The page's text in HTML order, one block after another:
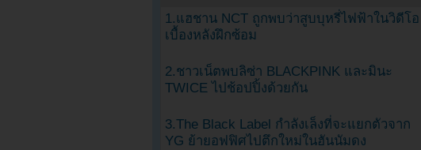
1.แฮชาน NCT ถูกพบว่าสูบบุหรี่ไฟฟ้าในวิดีโอ
เบื้องหลังฝึกซ้อม
2.ชาวเน็ตพบลิซ่า BLACKPINK และมินะ
TWICE ไปช้อปปิ้งด้วยกัน
3.The Black Label กำลังเล็งที่จะแยกตัวจาก
YG ย้ายอฟฟิศไปตึกใหม่ในฮันนัมดง